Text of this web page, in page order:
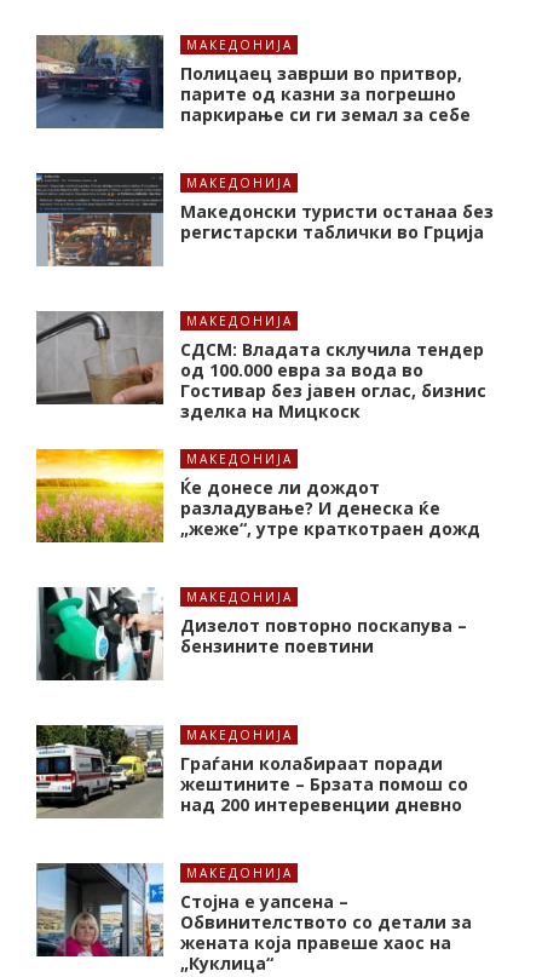
МАКЕДОНИЈА
Полицаец заврши во притвор,
парите од казни за погрешно
паркирање си ги земал за себе
МАКЕДОНИЈА
Македонски туристи останаа без
регистарски таблички во Грција
МАКЕДОНИЈА
СДСМ: Владата склучила тендер
од 100.000 евра за вода во
Гостивар без јавен оглас, бизнис
зделка на Мицкоск
МАКЕДОНИЈА
Ќе донесе ли дождот
разладување? И денеска ќе
„жеже“, утре краткотраен дожд
МАКЕДОНИЈА
Дизелот повторно поскапува –
бензините поевтини
МАКЕДОНИЈА
Граѓани колабираат поради
жештините – Брзата помош со
над 200 интеревенции дневно
МАКЕДОНИЈА
Стојна е уапсена –
Обвинителството со детали за
жената која правеше хаос на
„Куклица“